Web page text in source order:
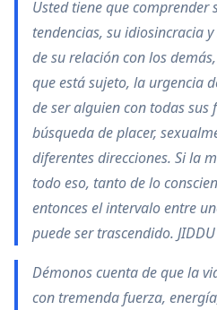
Usted tiene que comprender
tendencias, su idiosincracia
de su relación con los
que está sujeto, la urgencia
de ser alguien con todas sus
búsqueda de placer,
diferentes direcciones. Si la
todo eso, tanto de lo
entonces el intervalo entre
puede ser trascendido.
Démonos cuenta de que la
con tremenda fuerza,